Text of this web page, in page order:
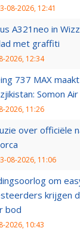
08-2026, 12:41
A321neo in
met graffiti
2026, 12:34
737 MAX
Somon
2026, 11:26
over officiële
08-2026, 11:06
om
krijgen
bod
2026, 10:43